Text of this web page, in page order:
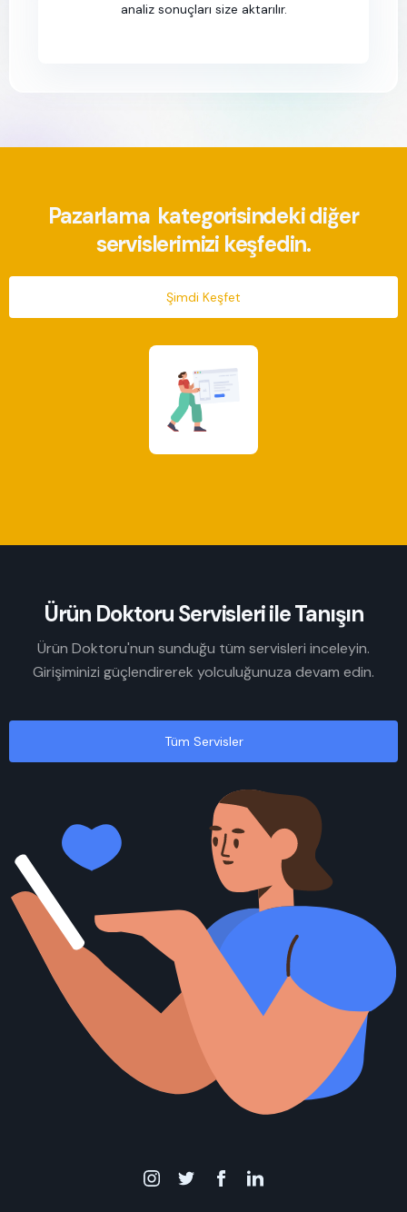
analiz sonuçları size aktarılır.
Pazarlama kategorisindeki diğer
servislerimizi keşfedin.
Şimdi Keşfet
Ürün Doktoru Servisleri ile Tanışın
Ürün Doktoru'nun sunduğu tüm servisleri inceleyin.
Girişiminizi güçlendirerek yolculuğunuza devam edin.
Tüm Servisler